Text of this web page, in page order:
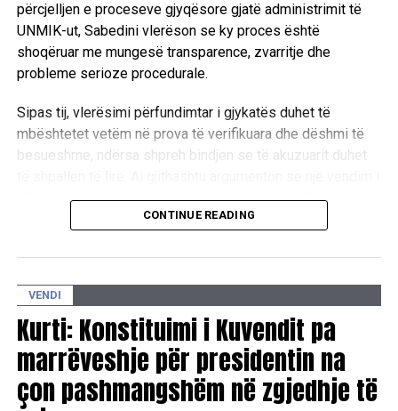
përcjelljen e proceseve gjyqësore gjatë administrimit të
UNMIK-ut, Sabedini vlerëson se ky proces është
shoqëruar me mungesë transparence, zvarritje dhe
probleme serioze procedurale.
Sipas tij, vlerësimi përfundimtar i gjykatës duhet të
mbështetet vetëm në prova të verifikuara dhe dëshmi të
besueshme, ndërsa shpreh bindjen se të akuzuarit duhet
tillë, sipas këndvështrimit të tij, do të kishte ndikim të
rëndësishëm në zhvillimet politike dhe institucionale në
gjyqësor në Hagë dhe cilat janë vërejtjet tuaja, duke pasur
parasysh se keni përcjellë qindra procese gjyqësore gjatë
administrimit të UNMIK-ut?
Musa Sabedini: Nga këndvështrimi im, Gjykata Speciale në
Hagë ka zhgënjyer pritjet e shumë qytetarëve shqiptarë, të
CONTINUE READING
VENDI
Kurti: Konstituimi i Kuvendit pa
marrëveshje për presidentin na
çon pashmangshëm në zgjedhje të